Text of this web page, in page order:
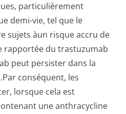
particulièrement
demi-vie, tel que le
sujets àun risque accru de
rapportée du trastuzumab
peut persister dans la
conséquent, les
lorsque cela est
une anthracycline